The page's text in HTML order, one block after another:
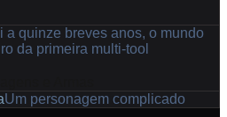
a quinze breves anos, o mundo
da primeira multi-tool
Um personagem complicado